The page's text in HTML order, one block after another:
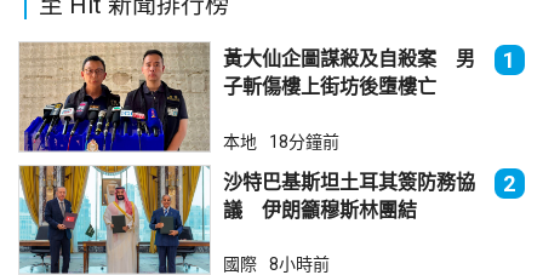
黃大仙企圖謀殺及自殺案 男
子斬傷樓上街坊後墮樓亡
1
本地 18分鐘前
沙特巴基斯坦土耳其簽防務協
議 伊朗籲穆斯林團結
2
國際 8小時前